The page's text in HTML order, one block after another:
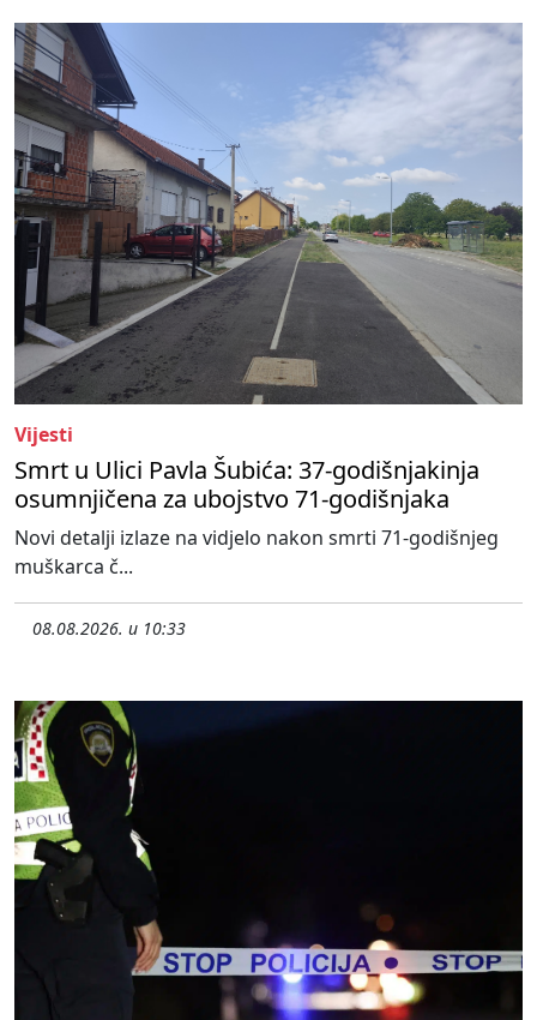
Vijesti
Smrt u Ulici Pavla Šubića: 37-godišnjakinja
osumnjičena za ubojstvo 71-godišnjaka
Novi detalji izlaze na vidjelo nakon smrti 71-godišnjeg
muškarca č...
08.08.2026. u 10:33